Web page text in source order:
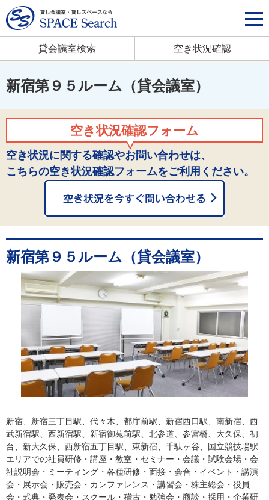
貸会議室検索 空き状況確認
新宿第９５ルーム（貸会議室）
空き状況確認フォーム
空き状況に関する確認やお問い合わせは、
こちらの空き状況確認フォームをご利用ください。
新宿第９５ルーム（貸会議室）
新宿、新宿三丁目駅、代々木、都庁前駅、新宿西口駅、南新宿、西
武新宿駅、西新宿駅、新宿御苑前駅、北参道、参宮橋、大久保、初
台、新大久保、西新宿五丁目駅、東新宿、千駄ヶ谷、国立競技場駅
エリアでの社員研修・講座・教室・セミナー・会議・試験会場・会
社説明会・ミーティング・各種研修・面接・会合・イベント・講演
会・展示会・販売会・カンファレンス・講習会・株主総会・役員
会・式典・発表会・スクール・稽古・勉強会・商談・採用・企業研